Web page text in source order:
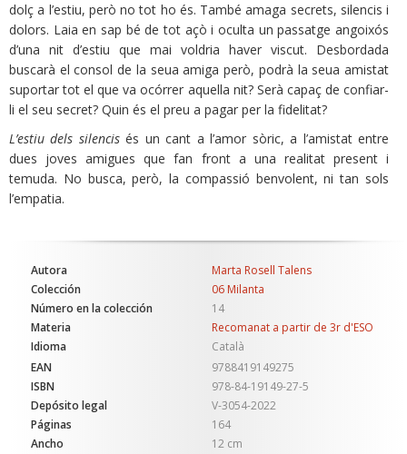
dolç a l’estiu, però no tot ho és. També amaga secrets, silencis i
dolors. Laia en sap bé de tot açò i oculta un passatge angoixós
d’una nit d’estiu que mai voldria haver viscut. Desbordada
buscarà el consol de la seua amiga però, podrà la seua amistat
suportar tot el que va ocórrer aquella nit? Serà capaç de confiar-
li el seu secret? Quin és el preu a pagar per la fidelitat?
L’estiu dels silencisés un cant a l’amor sòric, a l’amistat entre
dues joves amigues que fan front a una realitat present i
temuda. No busca, però, la compassió benvolent, ni tan sols
l’empatia.
Autora
Marta Rosell Talens
Colección
06 Milanta
Número en la colección
14
Materia
Recomanat a partir de 3r d'ESO
Idioma
Català
EAN
9788419149275
ISBN
978-84-19149-27-5
Depósito legal
V-3054-2022
Páginas
164
Ancho
12 cm